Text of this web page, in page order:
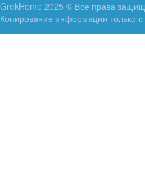
GrekHome 2025 © Все права
Копирование информации только с